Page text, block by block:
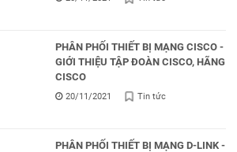
PHÂN PHỐI THIẾT BỊ MẠNG CISCO -
GIỚI THIỆU TẬP ĐOÀN CISCO, HÃNG
CISCO
20/11/2021 Tin tức
PHÂN PHỐI THIẾT BỊ MẠNG D-LINK -